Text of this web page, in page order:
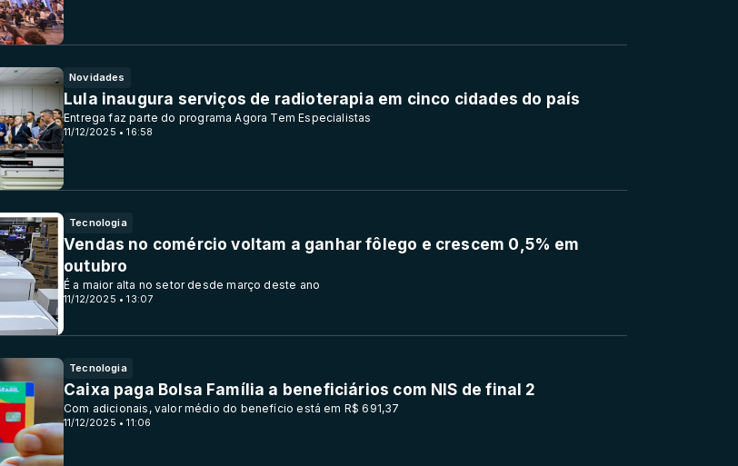
Novidades
11/12/2025 • 16:58
Lula inaugura serviços de radioterapia em cinco cidades do país
Entrega faz parte do programa Agora Tem Especialistas
Tecnologia
11/12/2025 • 13:07
Vendas no comércio voltam a ganhar fôlego e crescem 0,5% em
outubro
É a maior alta no setor desde março deste ano
Tecnologia
11/12/2025 • 11:06
Caixa paga Bolsa Família a beneficiários com NIS de final 2
Com adicionais, valor médio do benefício está em R$ 691,37